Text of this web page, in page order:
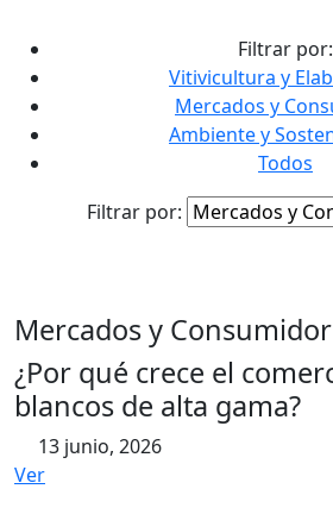
Filtrar por:
Vitivicultura y
Mercados y
Ambiente y
Todos
Filtrar por:
Mercados y Consumidor
¿Por qué crece el
blancos de alta gama?
13 junio, 2026
Ver